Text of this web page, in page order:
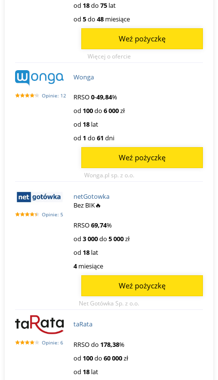
od 18do 75 lat
od 5do 48 miesiące
Więcej o ofercie
Weź pożyczkę
Opinie: 12
Wonga
RRSO0-49,84%
od 100do 6 000zł
od 18 lat
od 1 do 61 dni
Wonga.pl sp. z o.o.
Weź pożyczkę
Opinie: 5
netGotowka
Bez BIK🔥
RRSO69,74%
od 3 000do 5 000zł
od 18 lat
4miesiące
Net Gotówka Sp. z o.o.
Weź pożyczkę
Opinie: 6
taRata
RRSO do 178,38%
od 100do 60 000zł
od 18 lat